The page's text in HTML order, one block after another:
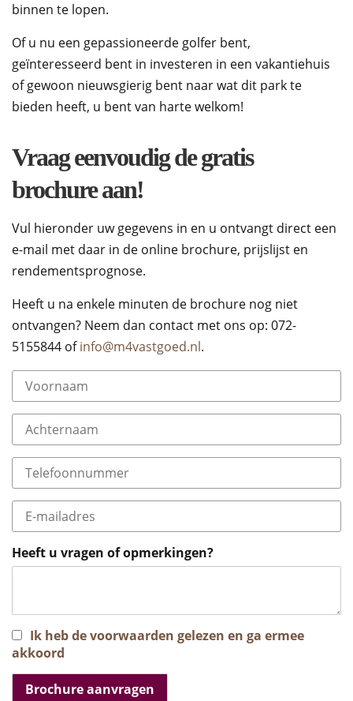
binnen te lopen.
Of u nu een gepassioneerde golfer bent,
geïnteresseerd bent in investeren in een vakantiehuis
of gewoon nieuwsgierig bent naar wat dit park te
bieden heeft, u bent van harte welkom!
Vraag eenvoudig de gratis
brochure aan!
Vul hieronder uw gegevens in en u ontvangt direct een
e-mail met daar in de online brochure, prijslijst en
rendementsprognose.
Heeft u na enkele minuten de brochure nog niet
ontvangen? Neem dan contact met ons op: 072-
5155844 ofinfo@m4vastgoed.nl.
Heeft u vragen of opmerkingen?
Ik heb de voorwaarden gelezen en ga ermee
akkoord